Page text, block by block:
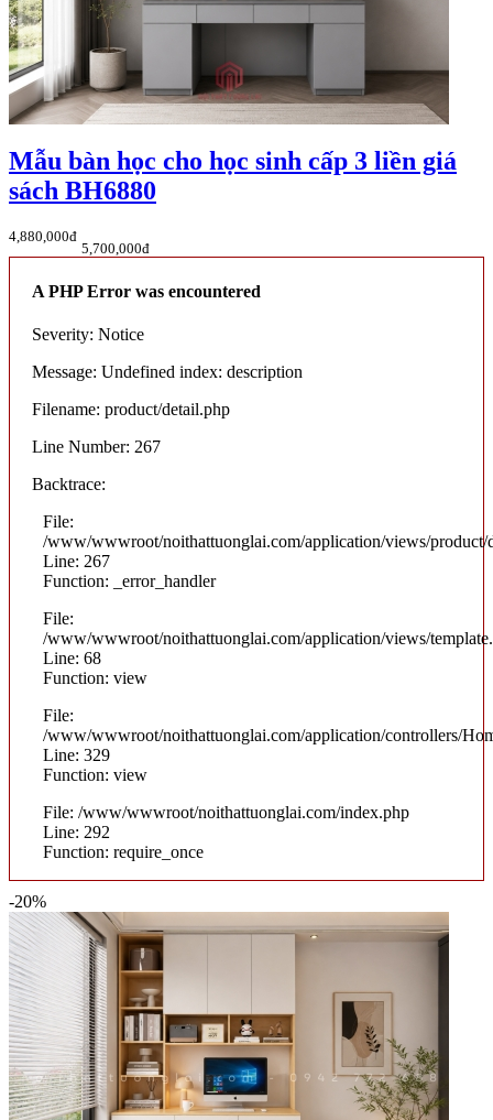
Mẫu bàn học cho học sinh cấp 3 liền giá
sách BH6880
4,880,000đ
5,700,000đ
A PHP Error was encountered
Severity: Notice
Message: Undefined index: description
Filename: product/detail.php
Line Number: 267
Backtrace:
File:
/www/wwwroot/noithattuonglai.com/application/views/product/
Line: 267
Function: _error_handler
File:
/www/wwwroot/noithattuonglai.com/application/views/
Line: 68
Function: view
File:
/www/wwwroot/noithattuonglai.com/application/controllers/
Line: 329
Function: view
File: /www/wwwroot/noithattuonglai.com/index.php
Line: 292
Function: require_once
-20%